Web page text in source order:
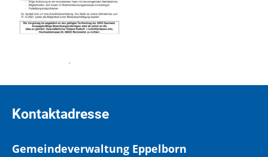
Kontaktadresse
Gemeindeverwaltung Eppelborn